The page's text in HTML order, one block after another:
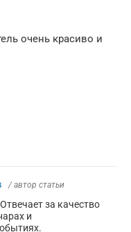
очень красиво и
/ автор статьи
за качество
и